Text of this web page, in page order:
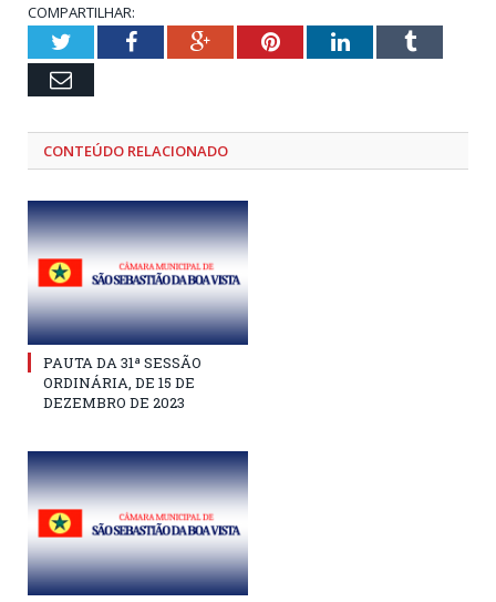
COMPARTILHAR:
TwitterFacebookGoogle+PinterestLinkedInTumblr
Email
CONTEÚDO RELACIONADO
PAUTA DA 31ª SESSÃO
ORDINÁRIA, DE 15 DE
DEZEMBRO DE 2023